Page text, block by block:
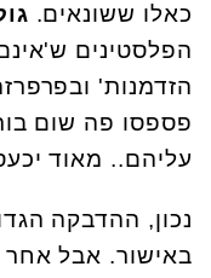
כאלו ששונאים.
הפלסטינים
הזדמנות'
פספסו פה שום
עליהם.. מאוד
נכון, ההדבקה
באישור. אבל